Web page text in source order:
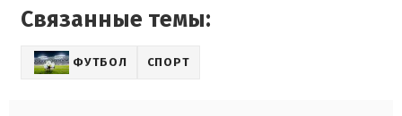
Связанные темы:
ФУТБОЛ СПОРТ